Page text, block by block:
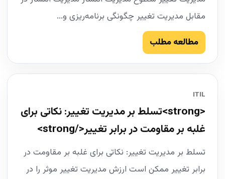
مقابل مدیریت تغییر چگونگی برنامه‌ریزی و...
مطالعه مطلب
ITIL
<strong>تسلط بر مدیریت تغییر: نکاتی برای
غلبه بر مقاومت در برابر تغییر</strong>
تسلط بر مدیریت تغییر: نکاتی برای غلبه بر مقاومت در
برابر تغییر ممکن است ارزش مدیریت تغییر موثر را در